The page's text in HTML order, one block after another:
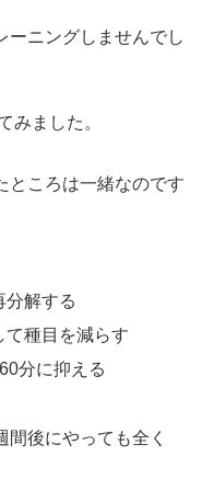
ーニングしませんでし
みました。
ところは一緒なのです
分解する
て種目を減らす
分に抑える
間後にやっても全く